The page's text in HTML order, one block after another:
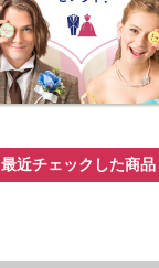
最近チェックした商品